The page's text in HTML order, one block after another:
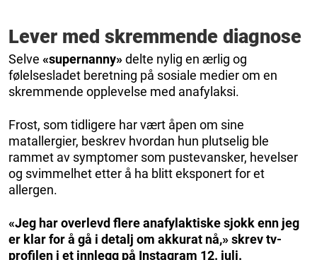
Lever med skremmende diagnose
Selve «supernanny»delte nylig en ærlig og
følelsesladet beretning på sosiale medier om en
skremmende opplevelse med anafylaksi.
Frost, som tidligere har vært åpen om sine
matallergier, beskrev hvordan hun plutselig ble
rammet av symptomer som pustevansker, hevelser
og svimmelhet etter å ha blitt eksponert for et
allergen.
«Jeg har overlevd flere anafylaktiske sjokk enn jeg
er klar for å gå i detalj om akkurat nå,» skrev tv-
profilen i et innlegg på Instagram 12. juli.